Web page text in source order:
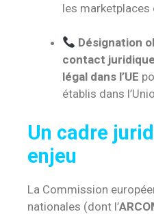
les
Désignation
contact juridique
légal dans l’UE
établis dans
Un cadre
enjeu
La Commission
nationales (dont l’